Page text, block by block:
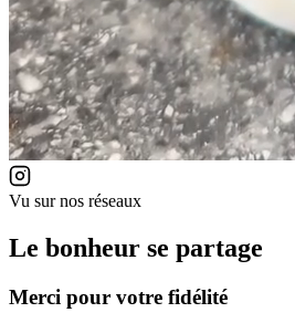
Vu sur nos réseaux
Le bonheur se partage
Merci pour votre fidélité